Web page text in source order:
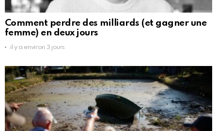
Comment perdre des milliards (et gagner une
femme) en deux jours
il y a environ 3 jours